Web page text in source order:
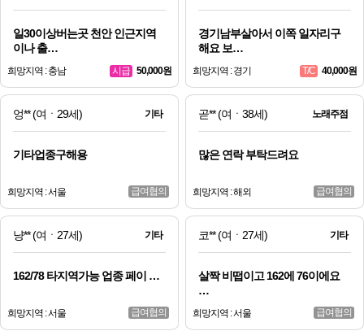
일30이상버는곳 천안 인근지역
이나 출…
희망지역 : 충남 시급 50,000원
경기남부살아서 이쪽 일자리구
해요 보…
희망지역 : 경기 T/C 40,000원
엉**(여ㆍ29세) 기타
기타업종구해용
희망지역 : 서울 급여협의
곧**(여ㆍ38세) 노래주점
많은 연락 부탁드려요
희망지역 : 해외 급여협의
냥**(여ㆍ27세) 기타
162/78 타지역가능 업종 페이 …
희망지역 : 서울 급여협의
코**(여ㆍ27세) 기타
살짝 비떱이고 162에 76이에요
…
희망지역 : 서울 급여협의